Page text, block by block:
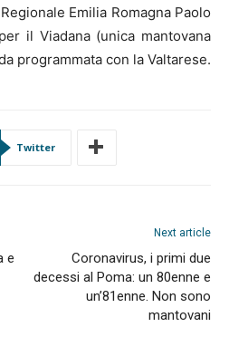
Emilia Romagna Paolo
il Viadana (unica mantovana
programmata con la Valtarese.
Twitter
e
Next article
Coronavirus, i primi due
decessi al Poma: un 80enne e
un’81enne. Non sono
mantovani